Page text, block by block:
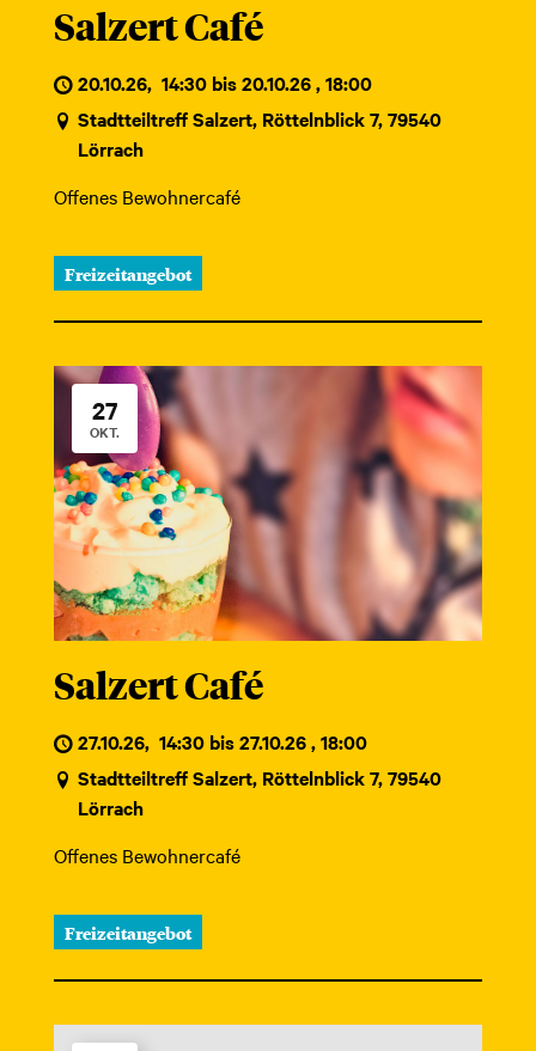
Salzert Café
20.10.26, 14:30 bis 20.10.26 , 18:00
Stadtteiltreff Salzert, Röttelnblick 7, 79540
Lörrach
Offenes Bewohnercafé
Freizeitangebot
27
OKT.
Salzert Café
27.10.26, 14:30 bis 27.10.26 , 18:00
Stadtteiltreff Salzert, Röttelnblick 7, 79540
Lörrach
Offenes Bewohnercafé
Freizeitangebot